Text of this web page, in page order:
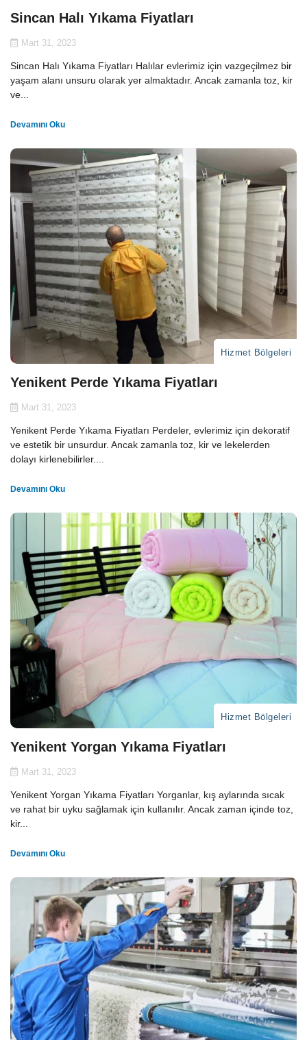
Sincan Halı Yıkama Fiyatları
Mart 31, 2023
Sincan Halı Yıkama Fiyatları Halılar evlerimiz için vazgeçilmez bir
yaşam alanı unsuru olarak yer almaktadır. Ancak zamanla toz, kir
ve...
Devamını Oku
Hizmet Bölgeleri
Yenikent Perde Yıkama Fiyatları
Mart 31, 2023
Yenikent Perde Yıkama Fiyatları Perdeler, evlerimiz için dekoratif
ve estetik bir unsurdur. Ancak zamanla toz, kir ve lekelerden
dolayı kirlenebilirler....
Devamını Oku
Hizmet Bölgeleri
Yenikent Yorgan Yıkama Fiyatları
Mart 31, 2023
Yenikent Yorgan Yıkama Fiyatları Yorganlar, kış aylarında sıcak
ve rahat bir uyku sağlamak için kullanılır. Ancak zaman içinde toz,
kir...
Devamını Oku